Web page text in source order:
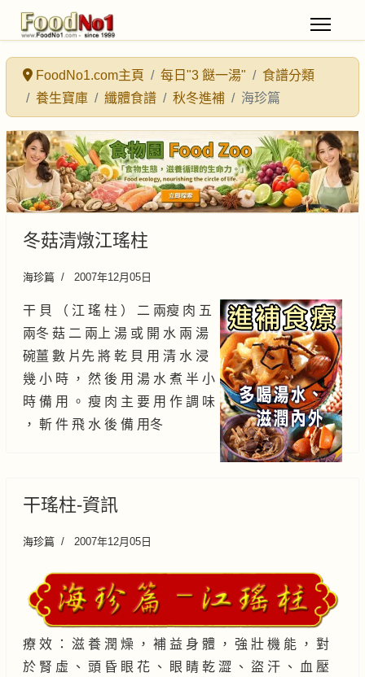
FoodNo1.com主頁 每日"3 餸一湯"
食譜分類
養生寶庫
纖體食譜 秋冬進補 海珍篇
冬菇清燉江瑤柱
海珍篇 2007年12月05日
干 貝 （ 江 瑤 柱 ） 二 兩瘦 肉 五
兩冬 菇 二 兩上 湯 或 開 水 兩 湯
碗薑 數 片先 將 乾 貝 用 清 水 浸
幾 小 時 ， 然 後 用 湯 水 煮 半 小
時 備 用 。 瘦 肉 主 要 用 作 調 味
， 斬 件 飛 水 後 備 用冬
干瑤柱-資訊
海珍篇 2007年12月05日
療 效 ： 滋 養 潤 燥 ， 補 益 身 體 ， 強 壯 機 能 ， 對
於 腎 虛 、 頭 昏 眼 花 、 眼 睛 乾 澀 、 盜 汗 、 血 壓